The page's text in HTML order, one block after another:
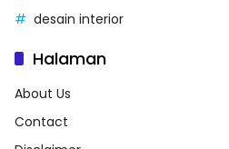
desain interior
Halaman
About Us
Contact